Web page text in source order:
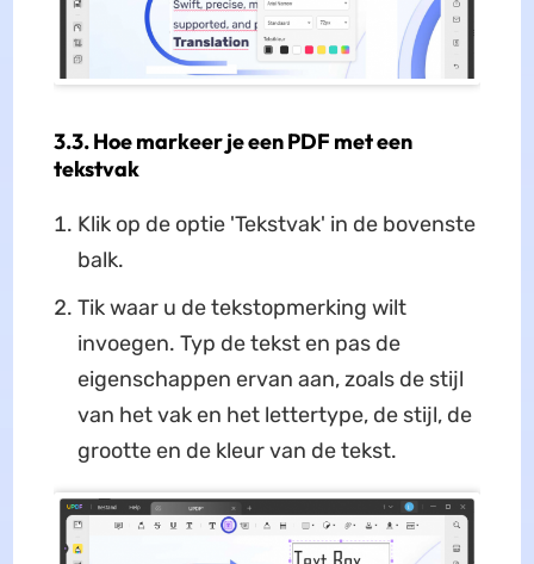
3.3. Hoe markeer je een PDF met een
tekstvak
Klik op de optie 'Tekstvak' in de bovenste
balk.
Tik waar u de tekstopmerking wilt
invoegen. Typ de tekst en pas de
eigenschappen ervan aan, zoals de stijl
van het vak en het lettertype, de stijl, de
grootte en de kleur van de tekst.